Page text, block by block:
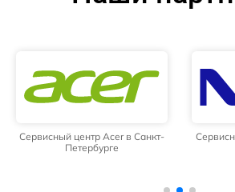
Сервисный центр Acer в Санкт-
Петербурге